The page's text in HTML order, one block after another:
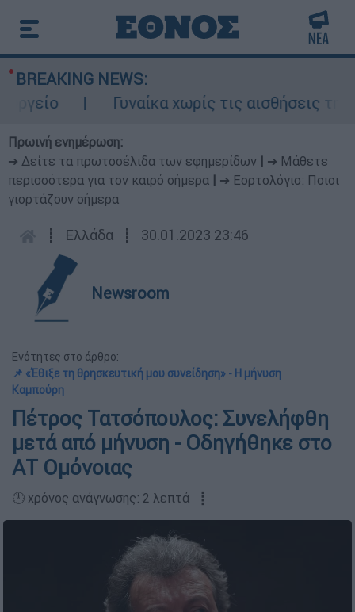
BREAKING NEWS:
Γυναίκα χωρίς τις αισθήσεις
Πρωινή ενημέρωση:
➔ Δείτε τα πρωτοσέλιδα των εφημερίδων
➔ Μάθετε
περισσότερα για τον καιρό σήμερα
➔ Εορτολόγιο: Ποιοι
γιορτάζουν σήμερα
┋ Ελλάδα ┋ 30.01.2023 23:46
Newsroom
Ενότητες στο άρθρο:
📌 «Έθιξε τη θρησκευτική μου συνείδηση» - Η μήνυση
Καμπούρη
Πέτρος Τατσόπουλος: Συνελήφθη
μετά από μήνυση - Οδηγήθηκε στο
ΑΤ Ομόνοιας
🕛 χρόνος ανάγνωσης: 2 λεπτά ┋